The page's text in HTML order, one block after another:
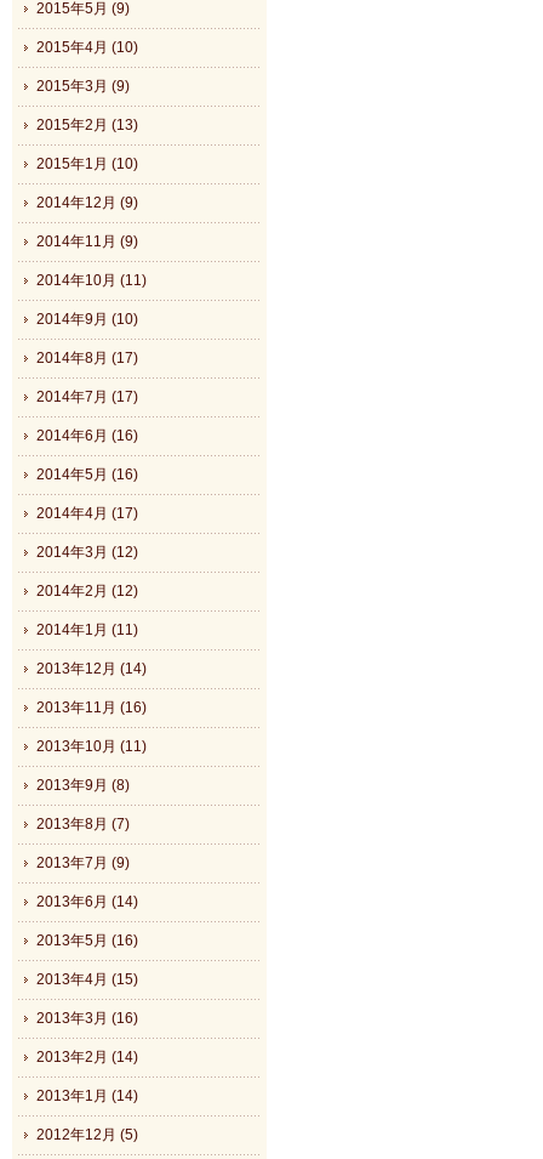
2015年5月 (9)
2015年4月 (10)
2015年3月 (9)
2015年2月 (13)
2015年1月 (10)
2014年12月 (9)
2014年11月 (9)
2014年10月 (11)
2014年9月 (10)
2014年8月 (17)
2014年7月 (17)
2014年6月 (16)
2014年5月 (16)
2014年4月 (17)
2014年3月 (12)
2014年2月 (12)
2014年1月 (11)
2013年12月 (14)
2013年11月 (16)
2013年10月 (11)
2013年9月 (8)
2013年8月 (7)
2013年7月 (9)
2013年6月 (14)
2013年5月 (16)
2013年4月 (15)
2013年3月 (16)
2013年2月 (14)
2013年1月 (14)
2012年12月 (5)